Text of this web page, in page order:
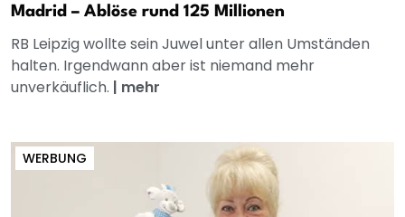
Madrid – Ablöse rund 125 Millionen
RB Leipzig wollte sein Juwel unter allen Umständen
halten. Irgendwann aber ist niemand mehr
unverkäuflich. | mehr
WERBUNG